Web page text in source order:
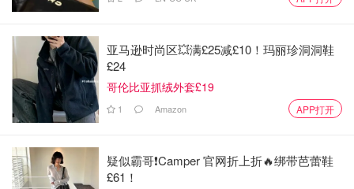
亚马逊时尚区💥满£25减£10！玛丽珍洞洞鞋
£24
哥伦比亚抓绒外套£19
1 Amazon APP打开
疑似霸哥❗️Camper 官网折上折🔥绑带芭蕾鞋
£61！